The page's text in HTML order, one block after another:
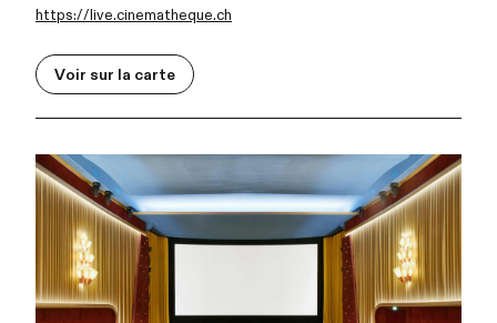
https://live.cinematheque.ch
Voir sur la carte